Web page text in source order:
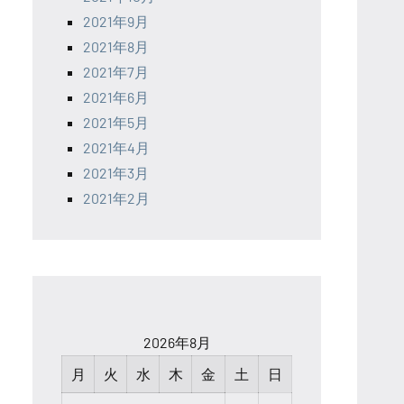
2021年9月
2021年8月
2021年7月
2021年6月
2021年5月
2021年4月
2021年3月
2021年2月
2026年8月
月
火 水 木 金 土 日